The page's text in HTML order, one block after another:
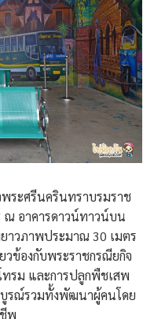
ระศรีนครินทราบรมราช
ณ อาคารดาวน์ทาวน์บน
าวภาพประมาณ 30 เมตร
ข้องกับพระราชกรณียกิจ
รม และการปลูกพืชเสพ
รณ์รวมทั้งพัฒนาผู้คนโดย
พ